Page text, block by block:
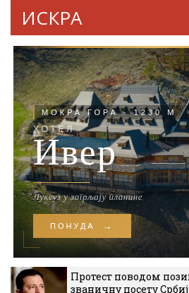
ИСКРА
Протест поводом
званичну посету